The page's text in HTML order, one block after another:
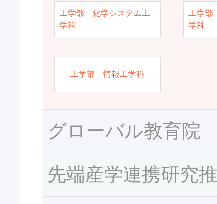
工学部 化学システム工
学科
工学部
学科
工学部 情報工学科
グローバル教育院
先端産学連携研究